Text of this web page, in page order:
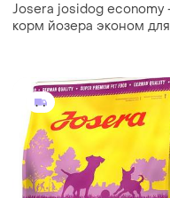
Josera josidog economy
корм йозера эконом для